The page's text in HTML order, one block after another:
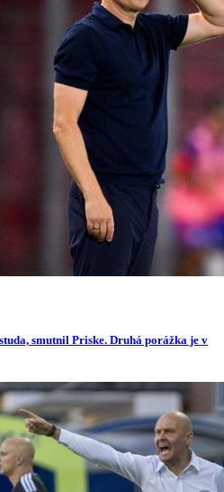
smutnil Priske. Druhá porážka je v